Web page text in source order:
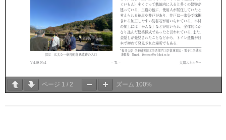
ページ 1 / 2 ズーム 100%